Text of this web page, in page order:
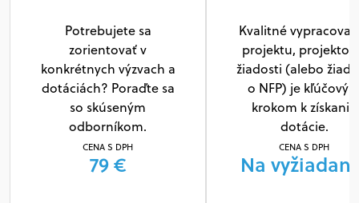
Potrebujete sa
zorientovať v
konkrétnych výzvach a
dotáciách? Poraďte sa
so skúseným
odborníkom.
CENA S DPH
79 €
Kvalitné
projektu,
žiadosti (alebo
o NFP) je
krokom k získaniu
dotácie.
CENA S DPH
Na